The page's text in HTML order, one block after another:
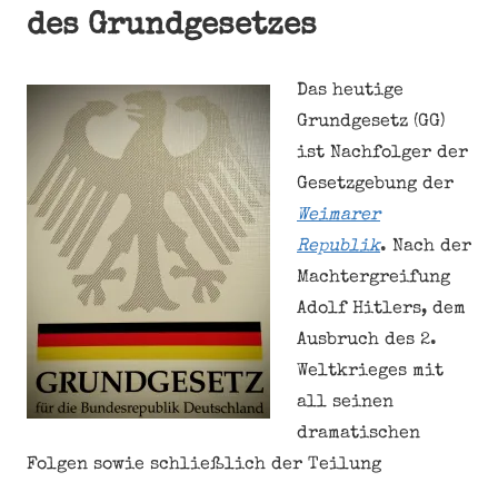
des Grundgesetzes
Das heutige
Grundgesetz (GG)
ist Nachfolger der
Gesetzgebung der
Weimarer
Republik. Nach der
Machtergreifung
Adolf Hitlers, dem
Ausbruch des 2.
Weltkrieges mit
all seinen
dramatischen
Folgen sowie schließlich der Teilung